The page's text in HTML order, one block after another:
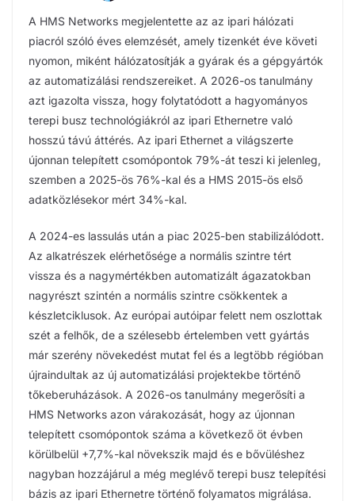
A HMS Networks megjelentette az az ipari hálózati
piacról szóló éves elemzését, amely tizenkét éve követi
nyomon, miként hálózatosítják a gyárak és a gépgyártók
az automatizálási rendszereiket. A 2026-os tanulmány
azt igazolta vissza, hogy folytatódott a hagyományos
terepi busz technológiákról az ipari Ethernetre való
hosszú távú áttérés. Az ipari Ethernet a világszerte
újonnan telepített csomópontok 79%-át teszi ki jelenleg,
szemben a 2025-ös 76%-kal és a HMS 2015-ös első
adatközlésekor mért 34%-kal.
A 2024-es lassulás után a piac 2025-ben stabilizálódott.
Az alkatrészek elérhetősége a normális szintre tért
vissza és a nagymértékben automatizált ágazatokban
nagyrészt szintén a normális szintre csökkentek a
készletciklusok. Az európai autóipar felett nem oszlottak
szét a felhők, de a szélesebb értelemben vett gyártás
már szerény növekedést mutat fel és a legtöbb régióban
újraindultak az új automatizálási projektekbe történő
tőkeberuházások. A 2026-os tanulmány megerősíti a
HMS Networks azon várakozását, hogy az újonnan
telepített csomópontok száma a következő öt évben
körülbelül +7,7%-kal növekszik majd és e bővüléshez
nagyban hozzájárul a még meglévő terepi busz telepítési
bázis az ipari Ethernetre történő folyamatos migrálása.